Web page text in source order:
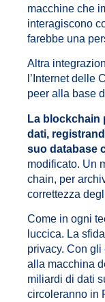
macchine che
interagiscono
farebbe una
Altra
l’Internet delle
peer alla base
La blockchain
dati,
suo database
modificato. Un
chain, per
correttezza
Come in ogni
luccica. La
privacy. Con
alla macchina
miliardi di dati
circoleranno in